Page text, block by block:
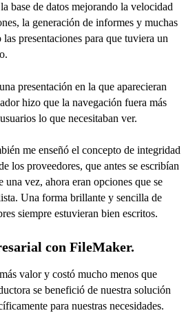
base de datos mejorando la velocidad
la generación de informes y muchas
presentaciones para que tuviera un
presentación en la que aparecieran
hizo que la navegación fuera más
lo que necesitaban ver.
me enseñó el concepto de integridad
los proveedores, que antes se escribían
una vez, ahora eran opciones que se
Una forma brillante y sencilla de
siempre estuvieran bien escritos.
con FileMaker.
valor y costó mucho menos que
se benefició de nuestra solución
para nuestras necesidades.